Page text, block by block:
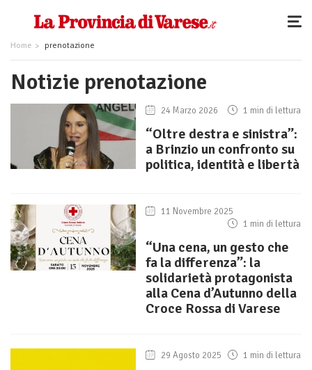
Home prenotazione
Notizie prenotazione
24 Marzo 2026 1 min di lettura
“Oltre destra e sinistra”:
a Brinzio un confronto su
politica, identità e libertà
11 Novembre 2025
1 min di lettura
“Una cena, un gesto che
fa la differenza”: la
solidarietà protagonista
alla Cena d’Autunno della
Croce Rossa di Varese
29 Agosto 2025 1 min di lettura